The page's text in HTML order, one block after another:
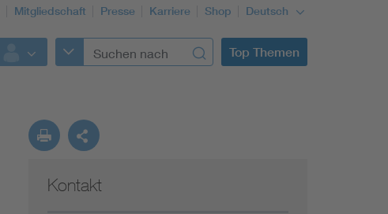
Mitgliedschaft Presse Karriere Shop Deutsch
Top Themen
Kontakt